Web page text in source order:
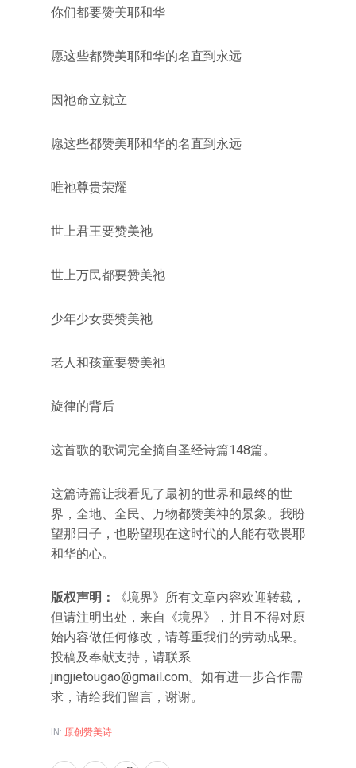
你们都要赞美耶和华
愿这些都赞美耶和华的名直到永远
因祂命立就立
愿这些都赞美耶和华的名直到永远
唯祂尊贵荣耀
世上君王要赞美祂
世上万民都要赞美祂
少年少女要赞美祂
老人和孩童要赞美祂
旋律的背后
这首歌的歌词完全摘自圣经诗篇148篇。
这篇诗篇让我看见了最初的世界和最终的世
界，全地、全民、万物都赞美神的景象。我盼
望那日子，也盼望现在这时代的人能有敬畏耶
和华的心。
版权声明：
《境界》所有文章内容欢迎转载，
但请注明出处，来自《境界》，并且不得对原
始内容做任何修改，请尊重我们的劳动成果。
投稿及奉献支持，请联系
jingjietougao@gmail.com。如有进一步合作需
求，请给我们留言，谢谢。
IN: 原创赞美诗